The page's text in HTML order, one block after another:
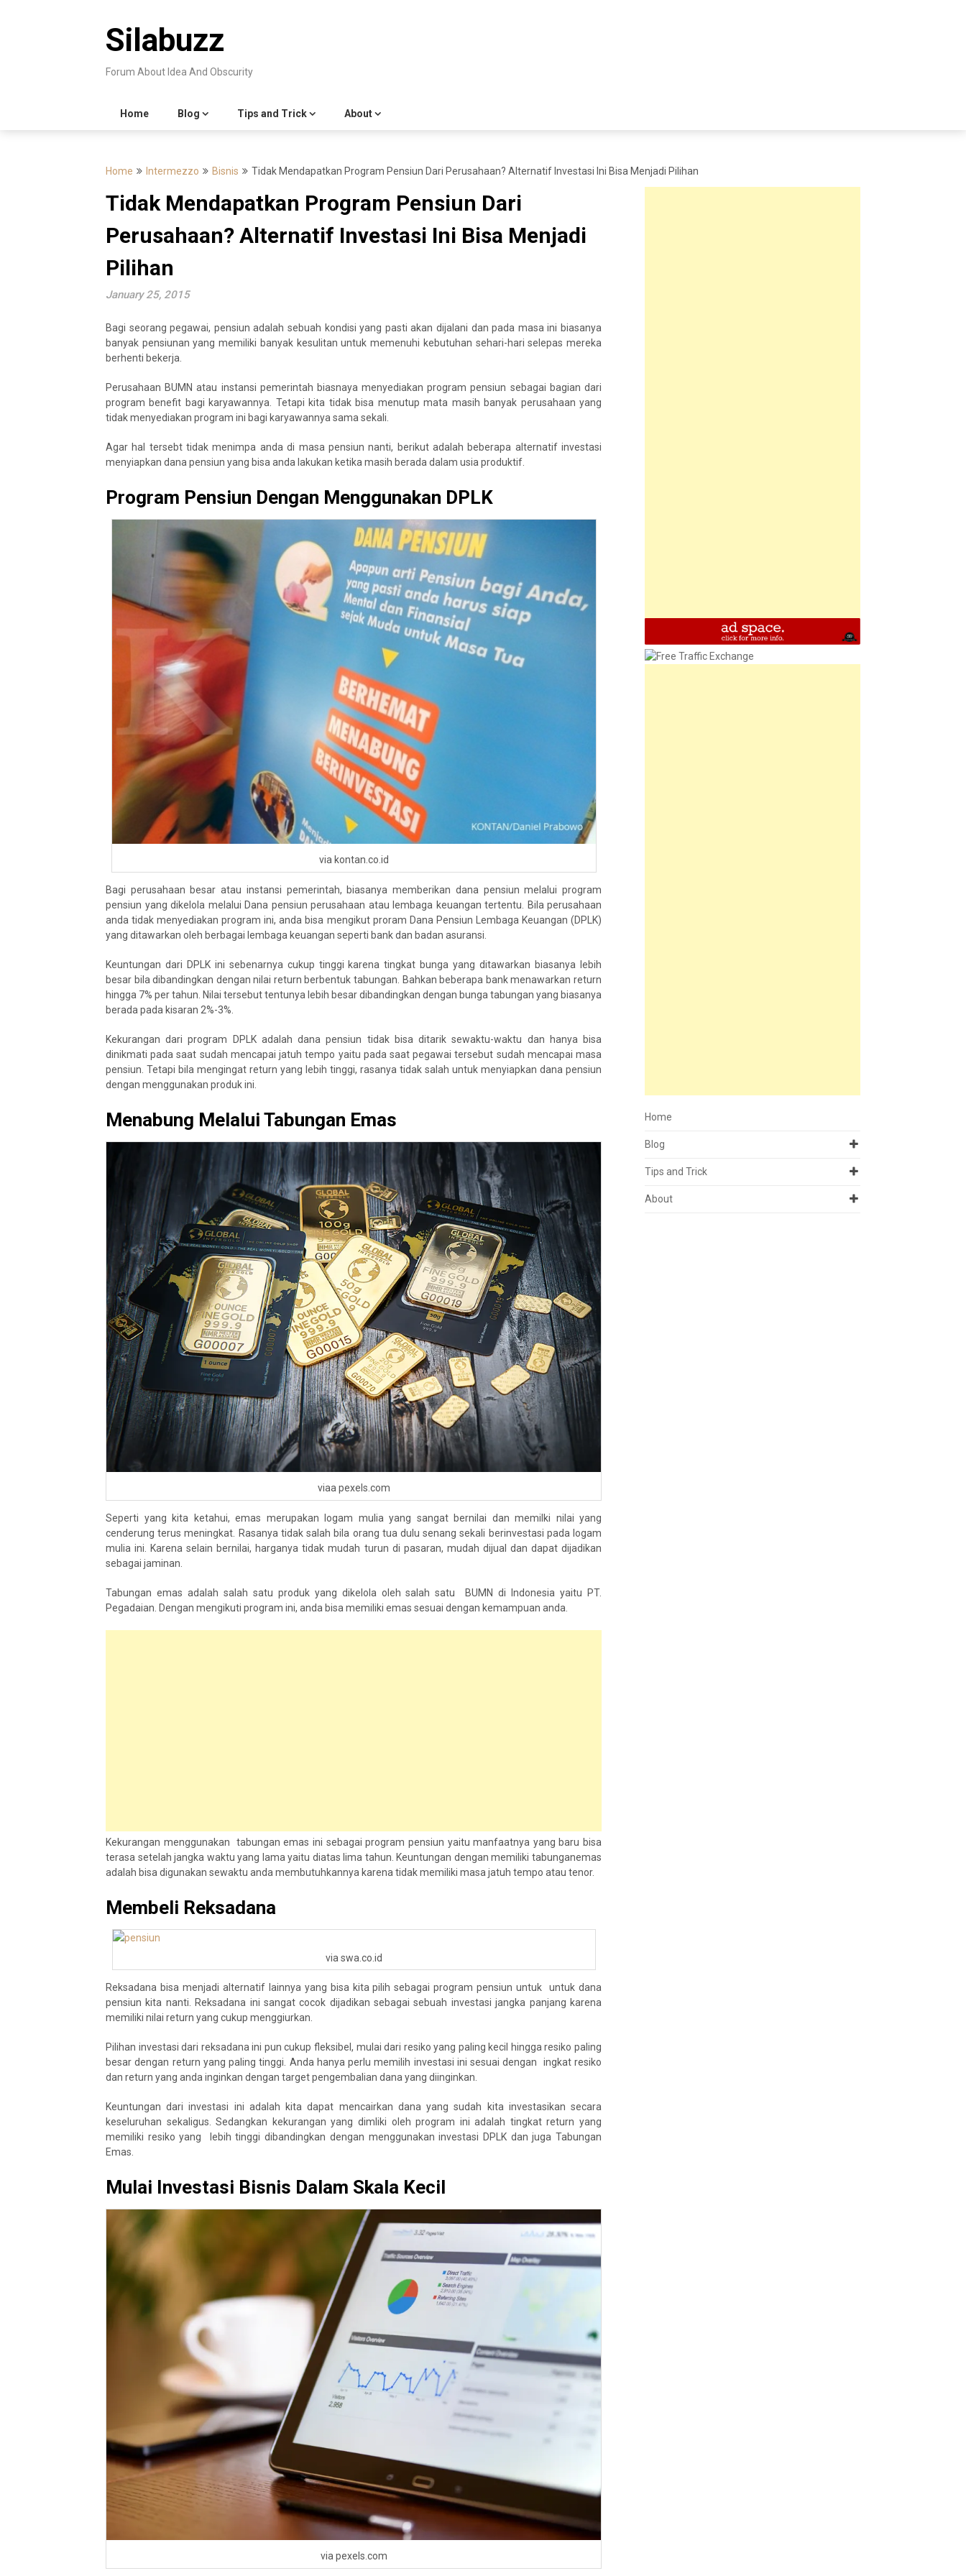
Silabuzz
Forum About Idea And Obscurity
Home Blog Tips and Trick About
Home Intermezzo Bisnis Tidak Mendapatkan Program Pensiun Dari Perusahaan? Alternatif Investasi Ini Bisa Menjadi Pilihan
Tidak Mendapatkan Program Pensiun Dari
Perusahaan? Alternatif Investasi Ini Bisa Menjadi
Pilihan
January 25, 2015
Bagi seorang pegawai, pensiun adalah sebuah kondisi yang pasti akan dijalani dan pada masa ini biasanya
banyak pensiunan yang memiliki banyak kesulitan untuk memenuhi kebutuhan sehari-hari selepas mereka
berhenti bekerja.
Perusahaan BUMN atau instansi pemerintah biasnaya menyediakan program pensiun sebagai bagian dari
program benefit bagi karyawannya. Tetapi kita tidak bisa menutup mata masih banyak perusahaan yang
tidak menyediakan program ini bagi karyawannya sama sekali.
Agar hal tersebt tidak menimpa anda di masa pensiun nanti, berikut adalah beberapa alternatif investasi
menyiapkan dana pensiun yang bisa anda lakukan ketika masih berada dalam usia produktif.
Program Pensiun Dengan Menggunakan DPLK
via kontan.co.id
Bagi perusahaan besar atau instansi pemerintah, biasanya memberikan dana pensiun melalui program
pensiun yang dikelola melalui Dana pensiun perusahaan atau lembaga keuangan tertentu. Bila perusahaan
anda tidak menyediakan program ini, anda bisa mengikut proram Dana Pensiun Lembaga Keuangan (DPLK)
yang ditawarkan oleh berbagai lembaga keuangan seperti bank dan badan asuransi.
Keuntungan dari DPLK ini sebenarnya cukup tinggi karena tingkat bunga yang ditawarkan biasanya lebih
besar bila dibandingkan dengan nilai return berbentuk tabungan. Bahkan beberapa bank menawarkan return
hingga 7% per tahun. Nilai tersebut tentunya lebih besar dibandingkan dengan bunga tabungan yang biasanya
berada pada kisaran 2%-3%.
Kekurangan dari program DPLK adalah dana pensiun tidak bisa ditarik sewaktu-waktu dan hanya bisa
dinikmati pada saat sudah mencapai jatuh tempo yaitu pada saat pegawai tersebut sudah mencapai masa
pensiun. Tetapi bila mengingat return yang lebih tinggi, rasanya tidak salah untuk menyiapkan dana pensiun
dengan menggunakan produk ini.
Menabung Melalui Tabungan Emas
viaa pexels.com
Seperti yang kita ketahui, emas merupakan logam mulia yang sangat bernilai dan memilki nilai yang
cenderung terus meningkat. Rasanya tidak salah bila orang tua dulu senang sekali berinvestasi pada logam
mulia ini. Karena selain bernilai, harganya tidak mudah turun di pasaran, mudah dijual dan dapat dijadikan
sebagai jaminan.
Tabungan emas adalah salah satu produk yang dikelola oleh salah satu BUMN di Indonesia yaitu PT.
Pegadaian. Dengan mengikuti program ini, anda bisa memiliki emas sesuai dengan kemampuan anda.
Kekurangan menggunakan tabungan emas ini sebagai program pensiun yaitu manfaatnya yang baru bisa
terasa setelah jangka waktu yang lama yaitu diatas lima tahun. Keuntungan dengan memiliki tabunganemas
adalah bisa digunakan sewaktu anda membutuhkannya karena tidak memiliki masa jatuh tempo atau tenor.
Membeli Reksadana
via swa.co.id
Reksadana bisa menjadi alternatif lainnya yang bisa kita pilih sebagai program pensiun untuk untuk dana
pensiun kita nanti. Reksadana ini sangat cocok dijadikan sebagai sebuah investasi jangka panjang karena
memiliki nilai return yang cukup menggiurkan.
Pilihan investasi dari reksadana ini pun cukup fleksibel, mulai dari resiko yang paling kecil hingga resiko paling
besar dengan return yang paling tinggi. Anda hanya perlu memilih investasi ini sesuai dengan ingkat resiko
dan return yang anda inginkan dengan target pengembalian dana yang diinginkan.
Keuntungan dari investasi ini adalah kita dapat mencairkan dana yang sudah kita investasikan secara
keseluruhan sekaligus. Sedangkan kekurangan yang dimliki oleh program ini adalah tingkat return yang
memiliki resiko yang lebih tinggi dibandingkan dengan menggunakan investasi DPLK dan juga Tabungan
Emas.
Mulai Investasi Bisnis Dalam Skala Kecil
via pexels.com
Home
Blog
Tips and Trick
About